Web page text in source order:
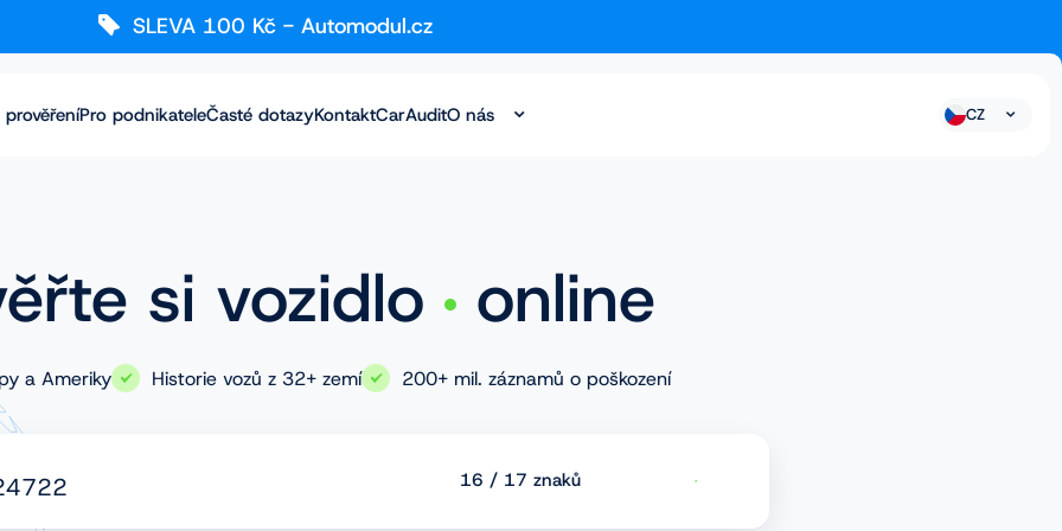
SLEVA 100 Kč - Automodul.cz
prověřeníPro podnikateleČasté dotazyKontaktCarAuditO nás CZ
si vozidlo online
a Ameriky Historie vozů z 32+ zemí 200+ mil. záznamů o poškození
16 / 17 znaků Prověřit